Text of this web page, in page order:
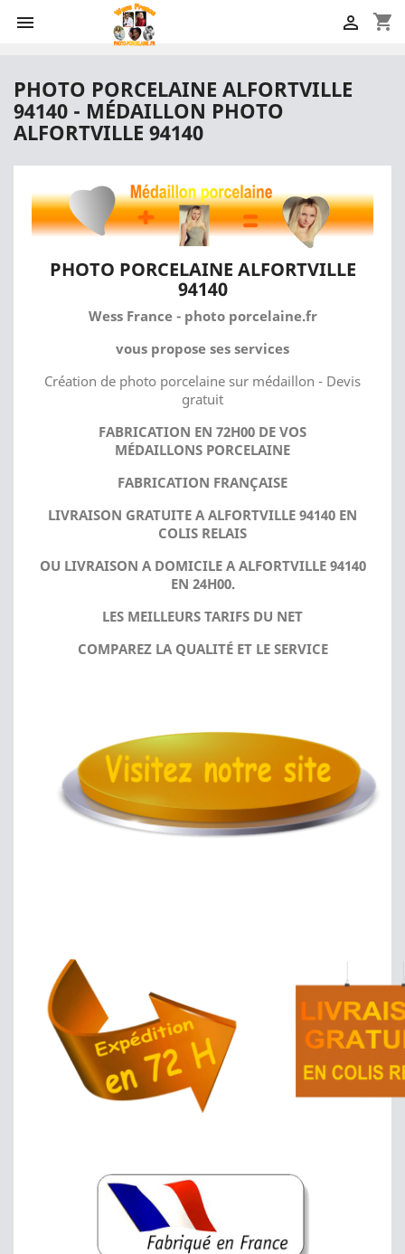
 shopping_cart

PHOTO PORCELAINE ALFORTVILLE
94140 - MÉDAILLON PHOTO
ALFORTVILLE 94140
PHOTO PORCELAINE ALFORTVILLE
94140
Wess France - photo porcelaine.fr
vous propose ses services
Création de photo porcelaine sur médaillon - Devis
gratuit
FABRICATION EN 72H00 DE VOS
MÉDAILLONS PORCELAINE
FABRICATION FRANÇAISE
LIVRAISON GRATUITE A ALFORTVILLE 94140 EN
COLIS RELAIS
OU LIVRAISON A DOMICILE A ALFORTVILLE 94140
EN 24H00.
LES MEILLEURS TARIFS DU NET
COMPAREZ LA QUALITÉ ET LE SERVICE